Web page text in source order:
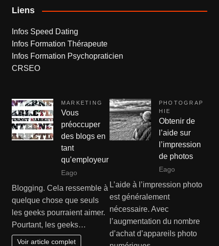
Liens
Infos Speed Dating
Infos Formation Thérapeute
Infos Formation Psychopraticien
CRSEO
MARKETING
Vous
préoccuper
des blogs en
tant
qu’employeur
Eago
Blogging. Cela ressemble à
quelque chose que seuls
les geeks pourraient aimer.
Pourtant, les geeks…
Voir article complet
PHOTOGRAP
HIE
Obtenir de
l’aide sur
l’impression
de photos
Eago
L’aide à l’impression photo
est généralement
nécessaire. Avec
l’augmentation du nombre
d’achat d’appareils photo